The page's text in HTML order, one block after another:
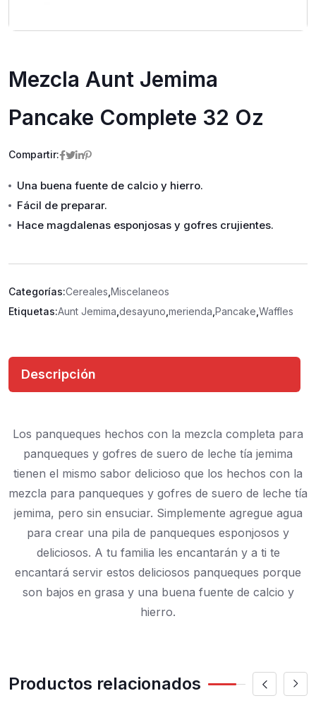
Mezcla Aunt Jemima
Pancake Complete 32 Oz
Compartir:
Una buena fuente de calcio y hierro.
Fácil de preparar.
Hace magdalenas esponjosas y gofres crujientes.
Categorías:Cereales Miscelaneos
Etiquetas:Aunt Jemima desayuno merienda Pancake Waffles
Descripción
Los panqueques hechos con la mezcla completa para
panqueques y gofres de suero de leche tía jemima
tienen el mismo sabor delicioso que los hechos con la
mezcla para panqueques y gofres de suero de leche tía
jemima, pero sin ensuciar. Simplemente agregue agua
para crear una pila de panqueques esponjosos y
deliciosos. A tu familia les encantarán y a ti te
encantará servir estos deliciosos panqueques porque
son bajos en grasa y una buena fuente de calcio y
hierro.
Productos relacionados